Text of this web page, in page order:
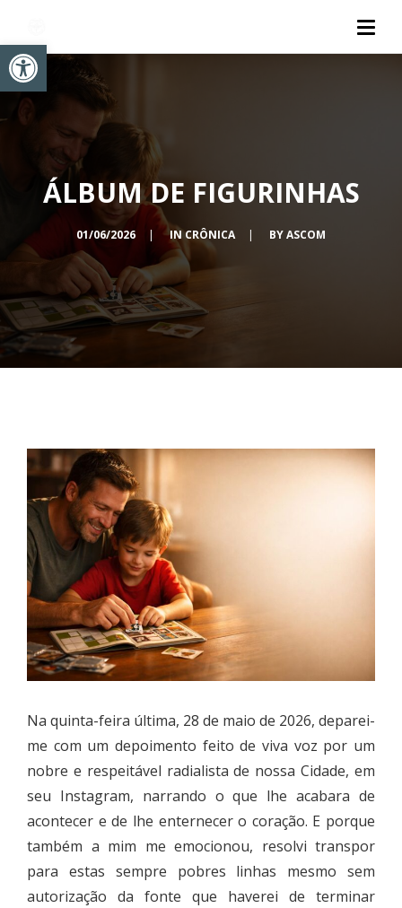
Abrir a barra de ferramentas
ÁLBUM DE FIGURINHAS
01/06/2026 | INCRÔNICA | BYASCOM
Na quinta-feira última, 28 de maio de 2026, deparei-
me com um depoimento feito de viva voz por um
nobre e respeitável radialista de nossa Cidade, em
seu Instagram, narrando o que lhe acabara de
acontecer e de lhe enternecer o coração. E porque
também a mim me emocionou, resolvi transpor
para estas sempre pobres linhas mesmo sem
autorização da fonte que haverei de terminar